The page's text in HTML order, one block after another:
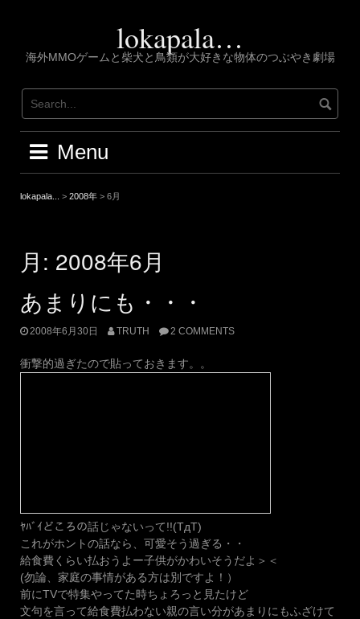
lokapala…
海外MMOゲームと柴犬と鳥類が大好きな物体のつぶやき劇場
Menu
lokapala... > 2008年 > 6月
月: 2008年6月
あまりにも・・・
2008年6月30日 TRUTH 2 COMMENTS
衝撃的過ぎたので貼っておきます。。
ﾔﾊﾞｲどころの話じゃないって!!(TдT)
これがホントの話なら、可愛そう過ぎる・・
給食費くらい払おうよー子供がかわいそうだよ＞＜
(勿論、家庭の事情がある方は別ですよ！）
前にTVで特集やってた時ちょろっと見たけど
文句を言って給食費払わない親の言い分があまりにもふざけて